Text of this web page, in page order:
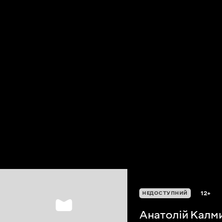
НЕДОСТУПНИЙ 12+
Анатолій